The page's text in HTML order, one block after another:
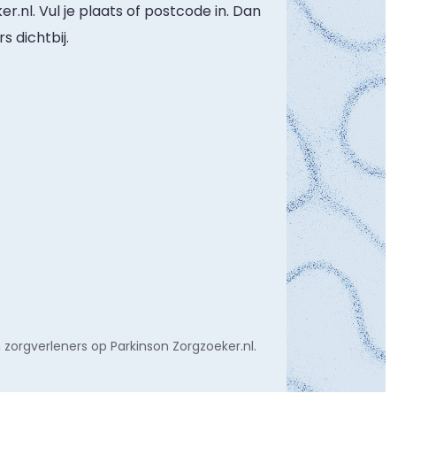
Vul je plaats of postcode in. Dan
dichtbij.
op Parkinson Zorgzoeker.nl.